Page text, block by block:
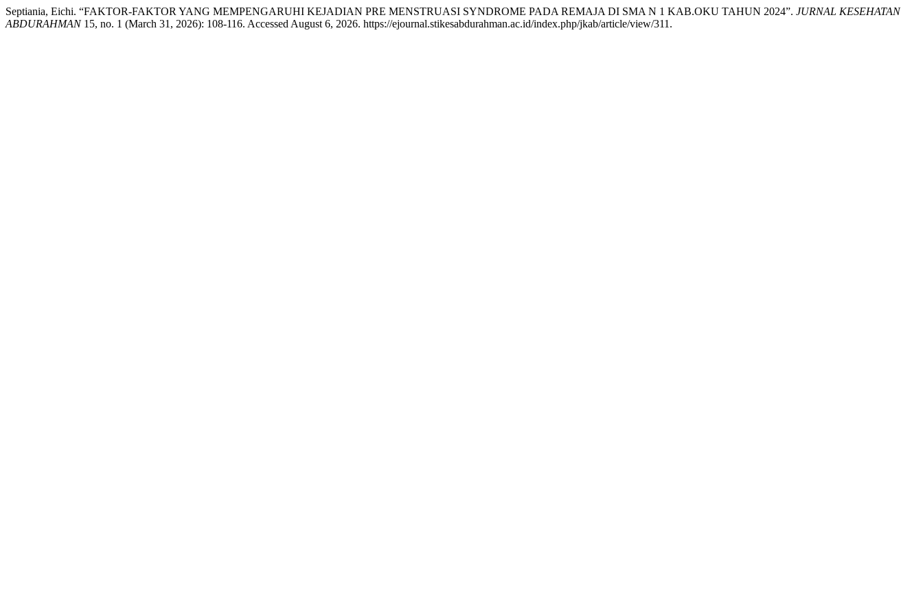
Septiania, Eichi. “FAKTOR-FAKTOR YANG MEMPENGARUHI KEJADIAN PRE MENSTRUASI SYNDROME PADA REMAJA DI SMA N 1 KAB.OKU TAHUN 2024”. JURNAL KESEHATAN
ABDURAHMAN15, no. 1 (March 31, 2026): 108-116. Accessed August 6, 2026. https://ejournal.stikesabdurahman.ac.id/index.php/jkab/article/view/311.